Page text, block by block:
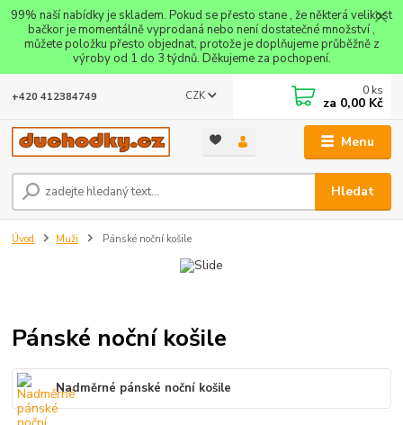
99% naší nabídky je skladem. Pokud se přesto stane , že některá velikost
bačkor je momentálně vyprodaná nebo není dostatečné množství ,
můžete položku přesto objednat, protože je doplňujeme průběžně z
výroby od 1 do 3 týdnů. Děkujeme za pochopení.
Menu
CZK
Hledat
+420 412384749 0 ks
za 0,00 Kč
Úvod Muži Pánské noční košile
Pánské noční košile
Nadměrné pánské noční košile